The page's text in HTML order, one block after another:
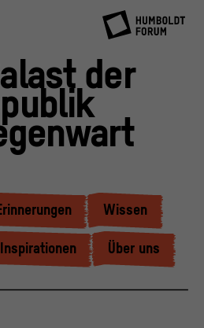
der
Wissen
Inspirationen Über uns